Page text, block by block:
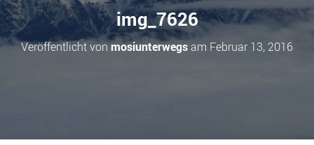
O
M
E
img_7626
Veröffentlicht vonmosiunterwegsam Februar 13, 2016